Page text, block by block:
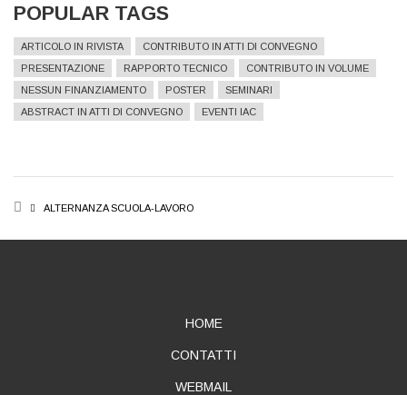
POPULAR TAGS
ARTICOLO IN RIVISTA
CONTRIBUTO IN ATTI DI CONVEGNO
PRESENTAZIONE
RAPPORTO TECNICO
CONTRIBUTO IN VOLUME
NESSUN FINANZIAMENTO
POSTER
SEMINARI
ABSTRACT IN ATTI DI CONVEGNO
EVENTI IAC
BREADCRUMB
ALTERNANZA SCUOLA-LAVORO
HOME
CONTATTI
WEBMAIL